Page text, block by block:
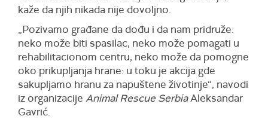
kaže da njih nikada nije dovoljno.
„Pozivamo građane da dođu i da nam pridruže:
neko može biti spasilac, neko može pomagati u
rehabilitacionom centru, neko može da pomogne
oko prikupljanja hrane: u toku je akcija gde
sakupljamo hranu za napuštene životinje“, navodi
iz organizacije Animal Rescue SerbiaAleksandar
Gavrić.